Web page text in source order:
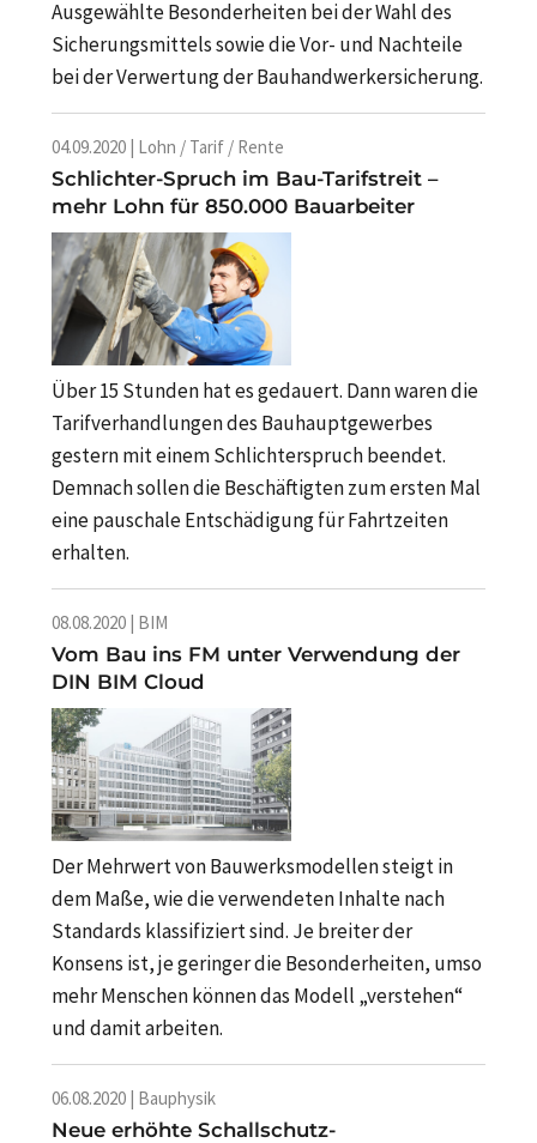
Ausgewählte Besonderheiten bei der Wahl des
Sicherungsmittels sowie die Vor- und Nachteile
bei der Verwertung der Bauhandwerkersicherung.
04.09.2020 | Lohn / Tarif / Rente
Schlichter-Spruch im Bau-Tarifstreit –
mehr Lohn für 850.000 Bauarbeiter
Über 15 Stunden hat es gedauert. Dann waren die
Tarifverhandlungen des Bauhauptgewerbes
gestern mit einem Schlichterspruch beendet.
Demnach sollen die Beschäftigten zum ersten Mal
eine pauschale Entschädigung für Fahrtzeiten
erhalten.
08.08.2020 | BIM
Vom Bau ins FM unter Verwendung der
DIN BIM Cloud
Der Mehrwert von Bauwerksmodellen steigt in
dem Maße, wie die verwendeten Inhalte nach
Standards klassifiziert sind. Je breiter der
Konsens ist, je geringer die Besonderheiten, umso
mehr Menschen können das Modell „verstehen“
und damit arbeiten.
06.08.2020 | Bauphysik
Neue erhöhte Schallschutz-